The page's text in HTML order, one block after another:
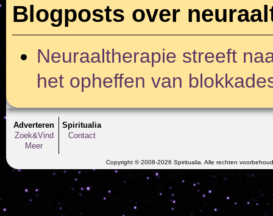
Blogposts over
Neuraaltherapie streeft
het opheffen van
Adverteren
Zoek&Vind
Meer
Spiritualia
Contact
Copyright © 2008-2026 Spiritualia. Alle rechten